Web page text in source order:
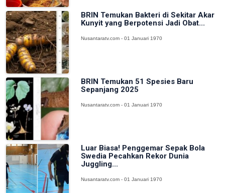
BRIN Temukan Bakteri di Sekitar Akar
Kunyit yang Berpotensi Jadi Obat...
Nusantaratv.com - 01 Januari 1970
BRIN Temukan 51 Spesies Baru
Sepanjang 2025
Nusantaratv.com - 01 Januari 1970
Luar Biasa! Penggemar Sepak Bola
Swedia Pecahkan Rekor Dunia
Juggling...
Nusantaratv.com - 01 Januari 1970